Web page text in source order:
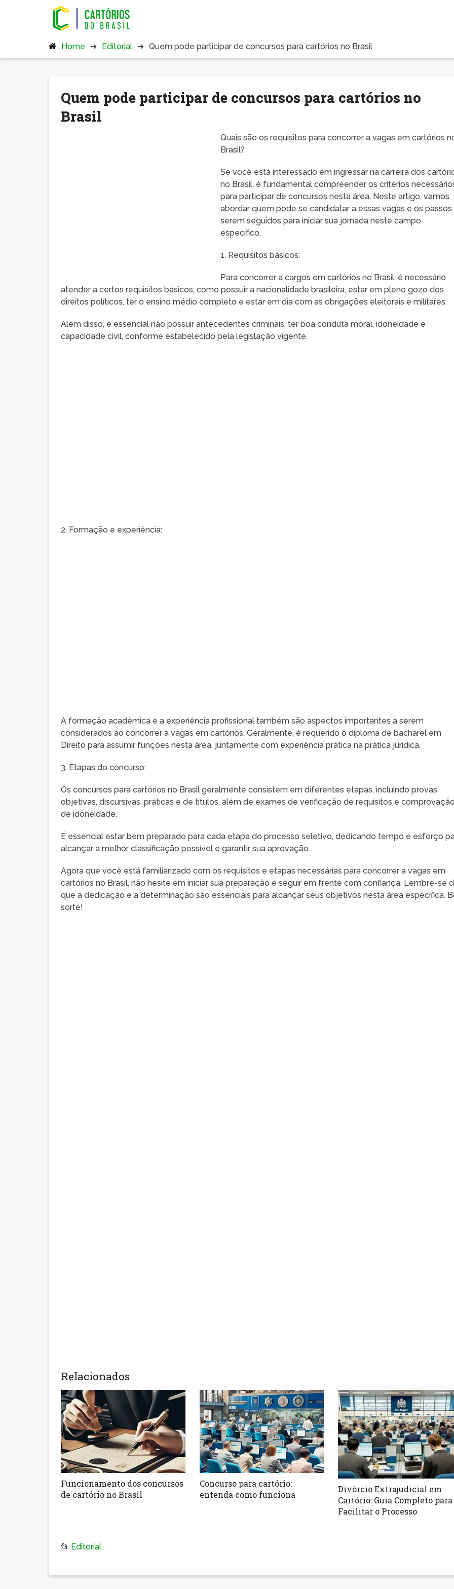
Home Editorial Quem pode participar de concursos para cartórios no Brasil
Quem pode participar de concursos para cartórios no
Brasil
Quais são os requisitos para concorrer a vagas em cartórios
Brasil?
Se você está interessado em ingressar na carreira dos
no Brasil, é fundamental compreender os critérios
para participar de concursos nesta área. Neste artigo, vamos
abordar quem pode se candidatar a essas vagas e os passos
serem seguidos para iniciar sua jornada neste campo
específico.
1. Requisitos básicos:
Para concorrer a cargos em cartórios no Brasil, é necessário
atender a certos requisitos básicos, como possuir a nacionalidade brasileira, estar em pleno gozo dos
direitos políticos, ter o ensino médio completo e estar em dia com as obrigações eleitorais e militares.
Além disso, é essencial não possuir antecedentes criminais, ter boa conduta moral, idoneidade e
capacidade civil, conforme estabelecido pela legislação vigente.
2. Formação e experiência:
A formação acadêmica e a experiência profissional também são aspectos importantes a serem
considerados ao concorrer a vagas em cartórios. Geralmente, é requerido o diploma de bacharel em
Direito para assumir funções nesta área, juntamente com experiência prática na prática jurídica.
3. Etapas do concurso:
Os concursos para cartórios no Brasil geralmente consistem em diferentes etapas, incluindo provas
objetivas, discursivas, práticas e de títulos, além de exames de verificação de requisitos e comprovação
de idoneidade.
É essencial estar bem preparado para cada etapa do processo seletivo, dedicando tempo e esforço
alcançar a melhor classificação possível e garantir sua aprovação.
Agora que você está familiarizado com os requisitos e etapas necessárias para concorrer a vagas em
cartórios no Brasil, não hesite em iniciar sua preparação e seguir em frente com confiança. Lembre-se
que a dedicação e a determinação são essenciais para alcançar seus objetivos nesta área específica.
sorte!
Relacionados
Funcionamento dos concursos
de cartório no Brasil
Concurso para cartório:
entenda como funciona
Divórcio Extrajudicial em
Cartório: Guia Completo para
Facilitar o Processo
📂 Editorial